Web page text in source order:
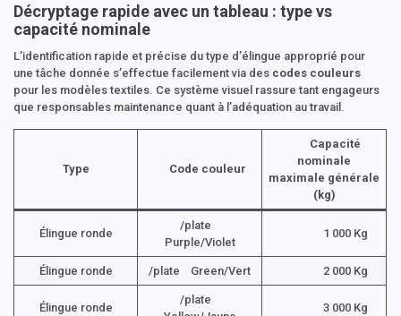
Décryptage rapide avec un tableau : type vs
capacité nominale
L’identification rapide et précise du type d’élingue approprié pour
une tâche donnée s’effectue facilement via des codes couleurs
pour les modèles textiles. Ce système visuel rassure tant engageurs
que responsables maintenance quant à l’adéquation au travail.
Type Code couleur
Capacité
nominale
maximale générale
(kg)
Élingue ronde
/plate
Purple/Violet
1 000 Kg
Élingue ronde /plate Green/Vert 2 000 Kg
Élingue ronde
/plate
3 000 Kg